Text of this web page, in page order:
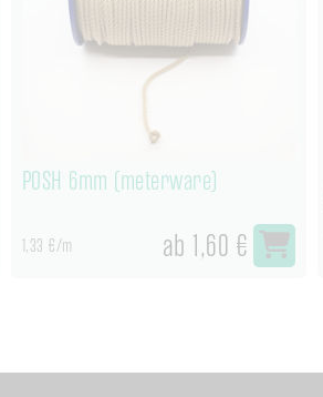
POSH 6mm (meterware)
1,33 €/m ab 1,60 €